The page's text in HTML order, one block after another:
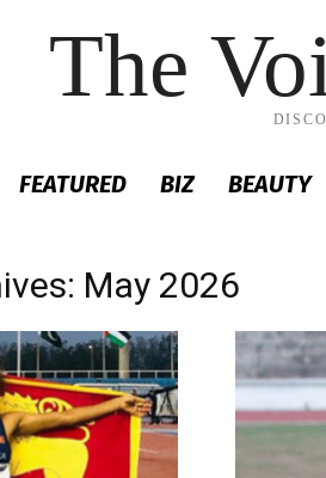
The
FEATURED BIZ BEAUTY
May 2026